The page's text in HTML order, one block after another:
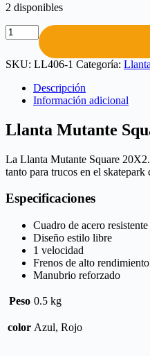
2 disponibles
SKU: LL406-1 Categoría:
Descripción
Información adicional
Llanta Mutante
La Llanta Mutante Square
tanto para trucos en el
Especificaciones
Cuadro de acero resistente
Diseño estilo libre
1 velocidad
Frenos de alto rendimiento
Manubrio reforzado
Peso 0.5 kg
color Azul, Rojo